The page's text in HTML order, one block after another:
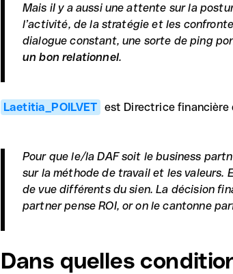
Mais iI y a aussi une attente sur la
l’activité, de la stratégie et les
dialogue constant, une sorte de ping
un bon relationnel.
Laetitia_POILVET est Directrice financière
Pour que le/la DAF soit le business
sur la méthode de travail et les
de vue différents du sien. La décision
partner pense ROI, or on le cantonne
Dans quelles